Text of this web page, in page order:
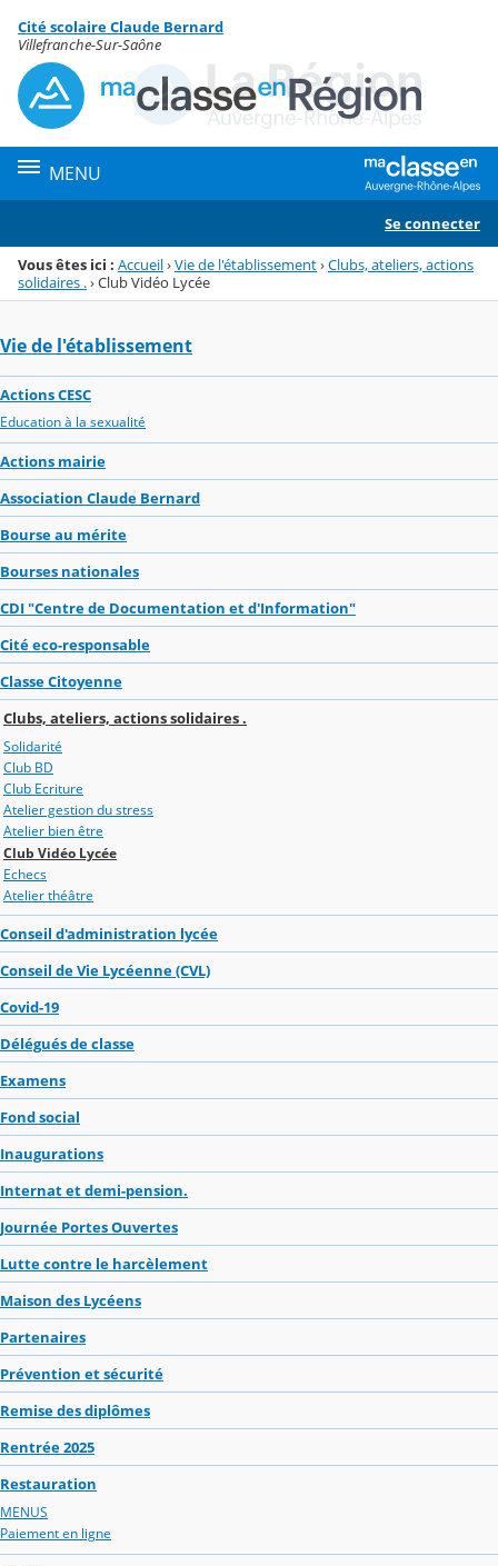
Menu de la rubrique
Contenu
Cité scolaire Claude Bernard
Villefranche-Sur-Saône
MENU
Se connecter
Vous êtes ici : Accueil›Vie de l'établissement›Clubs, ateliers, actions
solidaires .›Club Vidéo Lycée
Vie de l'établissement
Actions CESC
Education à la sexualité
Actions mairie
Association Claude Bernard
Bourse au mérite
Bourses nationales
CDI "Centre de Documentation et d'Information"
Cité eco-responsable
Classe Citoyenne
Clubs, ateliers, actions solidaires .
Solidarité
Club BD
Club Ecriture
Atelier gestion du stress
Atelier bien être
Club Vidéo Lycée
Echecs
Atelier théâtre
Conseil d'administration lycée
Conseil de Vie Lycéenne (CVL)
Covid-19
Délégués de classe
Examens
Fond social
Inaugurations
Internat et demi-pension.
Journée Portes Ouvertes
Lutte contre le harcèlement
Maison des Lycéens
Partenaires
Prévention et sécurité
Remise des diplômes
Rentrée 2025
Restauration
MENUS
Paiement en ligne